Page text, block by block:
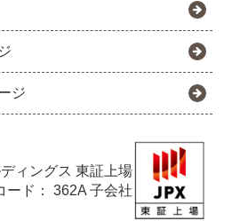
ジ
ィングス 東証上場
ード： 362A 子会社